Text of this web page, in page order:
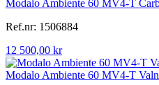
Modalo Ambiente 60 MV4-T
Ref.nr: 1506884
12 500,00 kr
Modalo Ambiente 60 MV4-T